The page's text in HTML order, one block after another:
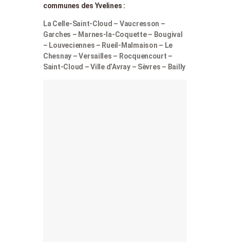
communes des Yvelines :
La Celle-Saint-Cloud – Vaucresson –
Garches – Marnes-la-Coquette – Bougival
– Louveciennes – Rueil-Malmaison – Le
Chesnay – Versailles – Rocquencourt –
Saint-Cloud – Ville d’Avray – Sèvres – Bailly